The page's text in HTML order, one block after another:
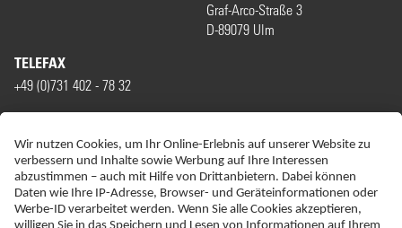
Graf-Arco-Straße 3
D-89079 Ulm
TELEFAX
+49 (0)731 402 - 78 32
ERKLÄRUNG ZUR BARRIEREFREIHEIT